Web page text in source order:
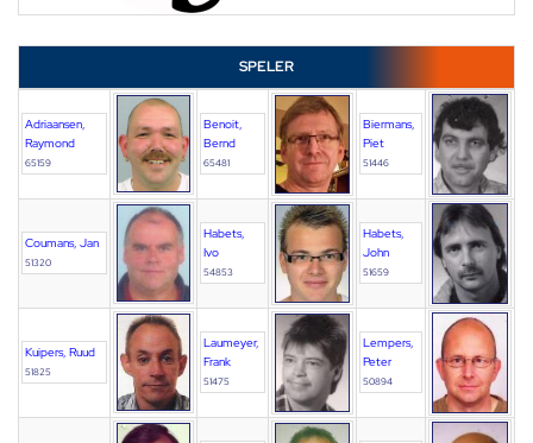
SPELER
Adriaansen,
Raymond
65159
Benoit,
Bernd
65481
Biermans,
Piet
51446
Coumans, Jan
51320
Habets,
Ivo
54853
Habets,
John
51659
Kuipers, Ruud
51825
Laumeyer,
Frank
51475
Lempers,
Peter
50894